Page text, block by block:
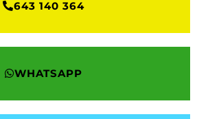
643 140 364
WHATSAPP